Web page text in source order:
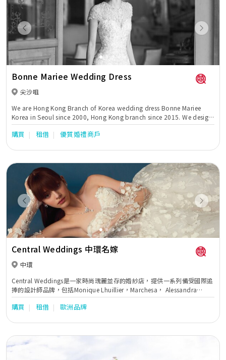
Previous Next
Bonne Mariee Wedding Dress
尖沙咀
We are Hong Kong Branch of Korea wedding dress Bonne Mariee
Korea in Seoul since 2000, Hong Kong branch since 2015. We design
and made our all dress in Korea.
購買 租借 優質婚禮商戶
Previous Next
Central Weddings 中環名嫁
中環
Central Weddings是一家時尚瑰麗並存的婚紗店，提供一系列備受國際追
捧的設計師品牌，包括Monique Lhuillier，Marchesa， Alessandra
Rinaudo ，Badgley Mischka及Chana Marelus等。這裡有最高品質的禮
服讓有品味有要求的新娘子打造各色各樣的造型。憑藉超過10多年的精心
紗禮服，並有選購我們承諾讓禮服探索的時光成為她們真正難忘的旅程。
購買 租借 歐洲品牌